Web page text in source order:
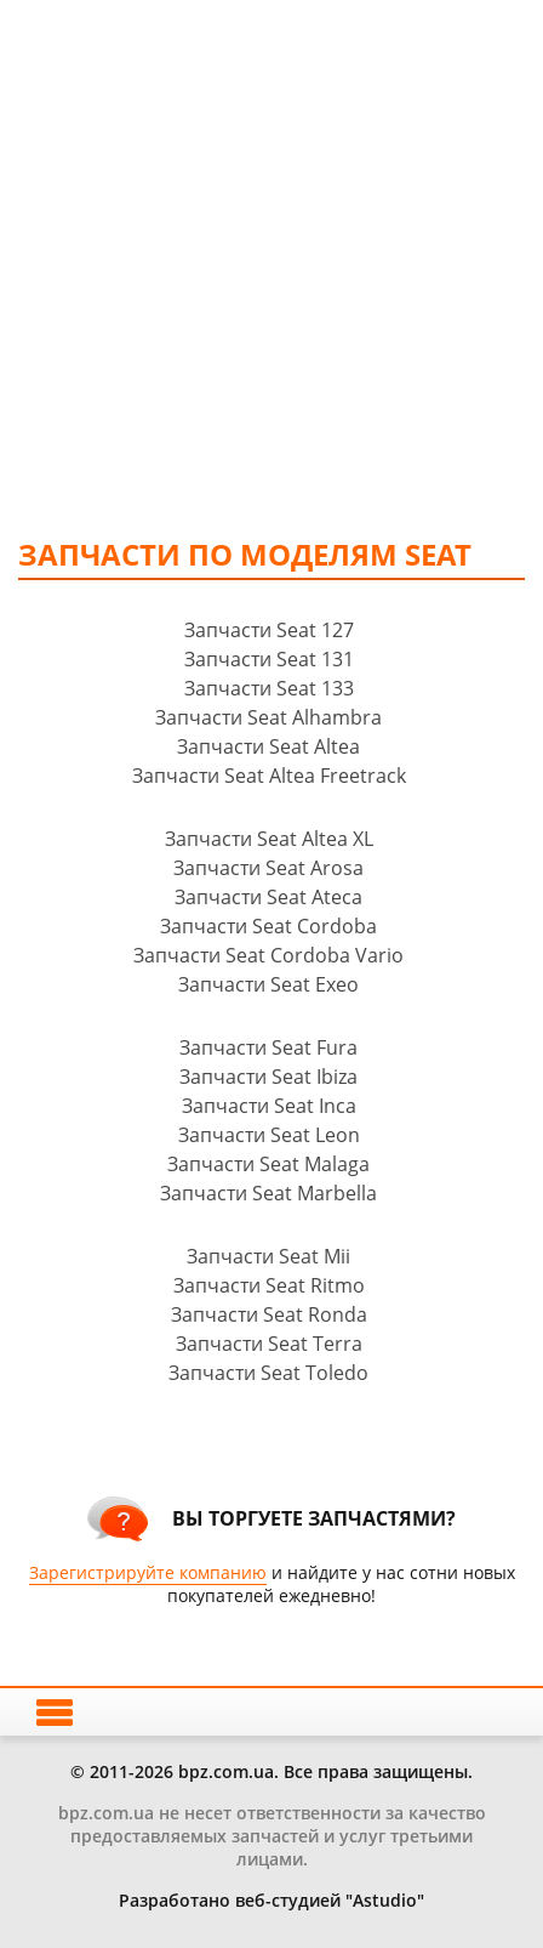
ЗАПЧАСТИ ПО МОДЕЛЯМ SEAT
Запчасти Seat 127
Запчасти Seat 131
Запчасти Seat 133
Запчасти Seat Alhambra
Запчасти Seat Altea
Запчасти Seat Altea Freetrack
Запчасти Seat Altea XL
Запчасти Seat Arosa
Запчасти Seat Ateca
Запчасти Seat Cordoba
Запчасти Seat Cordoba Vario
Запчасти Seat Exeo
Запчасти Seat Fura
Запчасти Seat Ibiza
Запчасти Seat Inca
Запчасти Seat Leon
Запчасти Seat Malaga
Запчасти Seat Marbella
Запчасти Seat Mii
Запчасти Seat Ritmo
Запчасти Seat Ronda
Запчасти Seat Terra
Запчасти Seat Toledo
ВЫ ТОРГУЕТЕ ЗАПЧАСТЯМИ?
Зарегистрируйте компанию и найдите у нас сотни новых
покупателей ежедневно!
© 2011-2026 bpz.com.ua. Все права защищены.
bpz.com.ua не несет ответственности за качество
предоставляемых запчастей и услуг третьими
лицами.
Разработано веб-студией "Astudio"